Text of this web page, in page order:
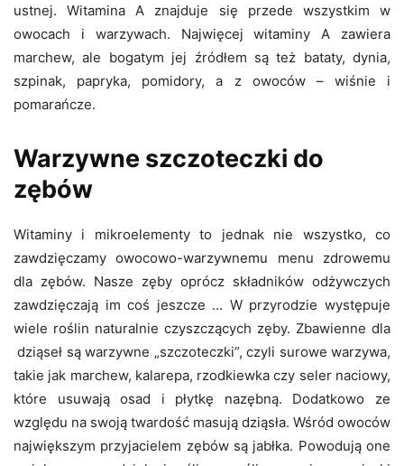
ustnej. Witamina A znajduje się przede wszystkim w
owocach i warzywach. Najwięcej witaminy A zawiera
marchew, ale bogatym jej źródłem są też bataty, dynia,
szpinak, papryka, pomidory, a z owoców – wiśnie i
pomarańcze.
Warzywne szczoteczki do
zębów
Witaminy i mikroelementy to jednak nie wszystko, co
zawdzięczamy owocowo-warzywnemu menu zdrowemu
dla zębów. Nasze zęby oprócz składników odżywczych
zawdzięczają im coś jeszcze … W przyrodzie występuje
wiele roślin naturalnie czyszczących zęby. Zbawienne dla
dziąseł są warzywne „szczoteczki”, czyli surowe warzywa,
takie jak marchew, kalarepa, rzodkiewka czy seler naciowy,
które usuwają osad i płytkę nazębną. Dodatkowo ze
względu na swoją twardość masują dziąsła. Wśród owoców
największym przyjacielem zębów są jabłka. Powodują one